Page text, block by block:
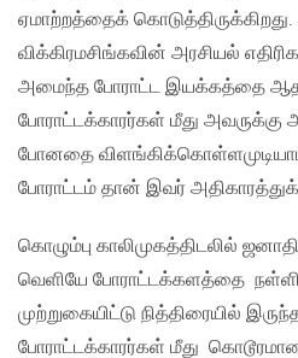
ஏமாற்றத்தைக் கொடுத்திருக்கிறது.
விக்கிரமசிங்கவின் அரசியல்
அமைந்த போராட்ட இயக்கத்தை
போராட்டக்காரர்கள் மீது அவருக்கு
போனதை
போராட்டம் தான் இவர்
கொழும்பு காலிமுகத்திடலில்
வெளியே போராட்டக்களத்தை
முற்றுகையிட்டு நித்திரையில்
போராட்டக்காரர்கள் மீது